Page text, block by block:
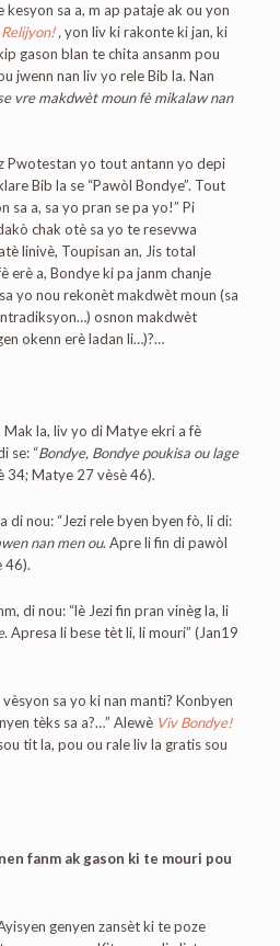
sa a, m ap pataje ak ou yon
,yon liv ki rakonte ki jan, ki
gason blan te chita ansanm pou
jwenn nan liv yo rele Bib la. Nan
vre makdwèt moun fè mikalaw nan
Pwotestan yo tout antann yo depi
Bib la se “Pawòl Bondye”. Tout
sa a, sa yo pran se pa yo!” Pi
chak otè sa yo te resevwa
linivè, Toupisan an, Jis total
erè a, Bondye ki pa janm chanje
yo nou rekonèt makdwèt moun (sa
osnon makdwèt
okenn erè ladan li…)?…
la, liv yo di Matye ekri a fè
se: “Bondye, Bondye poukisa ou lage
34; Matye 27 vèsè 46).
di nou: “Jezi rele byen byen fò, li di:
nan men ou. Apre li fin di pawòl
46).
di nou: “lè Jezi fin pran vinèg la, li
. Apresa li bese tèt li, li mouri” (Jan19
sa yo ki nan manti? Konbyen
tèks sa a?…” Alewè Viv Bondye!
tit la, pou ou rale liv la gratis sou
fanm ak gason ki te mouri pou
genyen zansèt ki te poze